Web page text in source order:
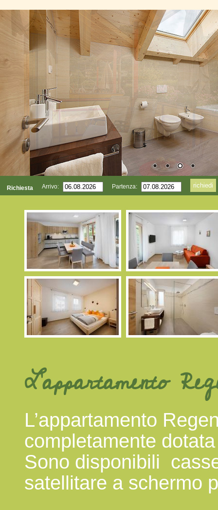
Richiesta Arrivo: Partenza:
L’appartamento
L’appartamento
completamente
Sono disponibili
satellitare a schermo